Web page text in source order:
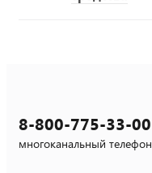
8-800-775-33-00
многоканальный телефон